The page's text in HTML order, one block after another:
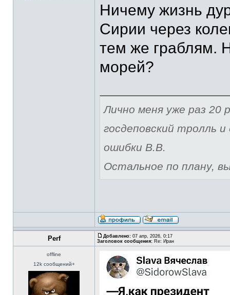
Ничему жизнь
Сирии через
тем же граблям.
морей?
Лично меня уже раз 20
госдеповский тролль
ошибки В.В.
Остальное по плану,
Perf Добавлено: 07 апр, 2026, 0:17
Заголовок сообщения: Re: Иран
offline
12k сообщений+